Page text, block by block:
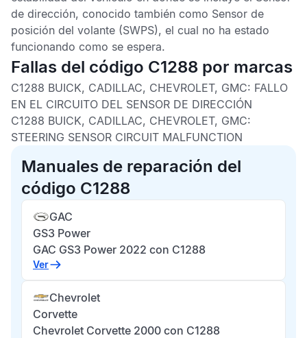
de dirección, conocido también como Sensor de
posición del volante (SWPS), el cual no ha estado
funcionando como se espera.
Fallas del código C1288 por marcas
C1288 BUICK, CADILLAC, CHEVROLET, GMC: FALLO
EN EL CIRCUITO DEL SENSOR DE DIRECCIÓN
C1288 BUICK, CADILLAC, CHEVROLET, GMC:
STEERING SENSOR CIRCUIT MALFUNCTION
Manuales de reparación del
código C1288
GAC
GS3 Power
GAC GS3 Power 2022 con C1288
Ver
Chevrolet
Corvette
Chevrolet Corvette 2000 con C1288